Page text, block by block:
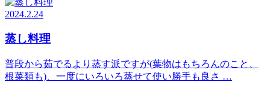
2024.2.24
蒸し料理
普段から茹でるより蒸す派ですが(葉物はもちろんのこと、
根菜類も)、一度にいろいろ蒸せて使い勝手も良さ …